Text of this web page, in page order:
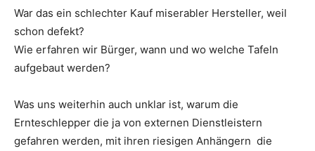
War das ein schlechter Kauf miserabler Hersteller, weil
schon defekt?
Wie erfahren wir Bürger, wann und wo welche Tafeln
aufgebaut werden?
Was uns weiterhin auch unklar ist, warum die
Ernteschlepper die ja von externen Dienstleistern
gefahren werden, mit ihren riesigen Anhängern die